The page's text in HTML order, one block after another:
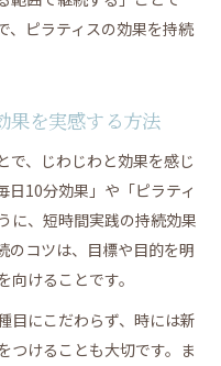
、ピラティスの効果を持続
果を実感する方法
で、じわじわと効果を感じ
日10分効果」や「ピラティ
に、短時間実践の持続効果
のコツは、目標や目的を明
けることです。
目にこだわらず、時には新
つけることも大切です。ま